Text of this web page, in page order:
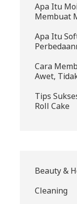
Apa Itu
Membuat
Apa Itu
Cara
Awet,
Tips
Roll Cake
Beauty &
Cleaning